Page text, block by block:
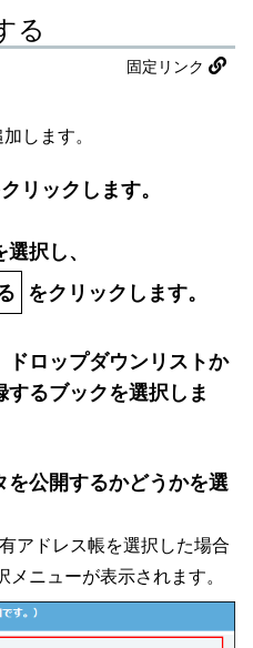
る
固定リンク
します。
リックします。
択し、
をクリックします。
ドロップダウンリストか
するブックを選択しま
を公開するかどうかを選
アドレス帳を選択した場合
メニューが表示されます。